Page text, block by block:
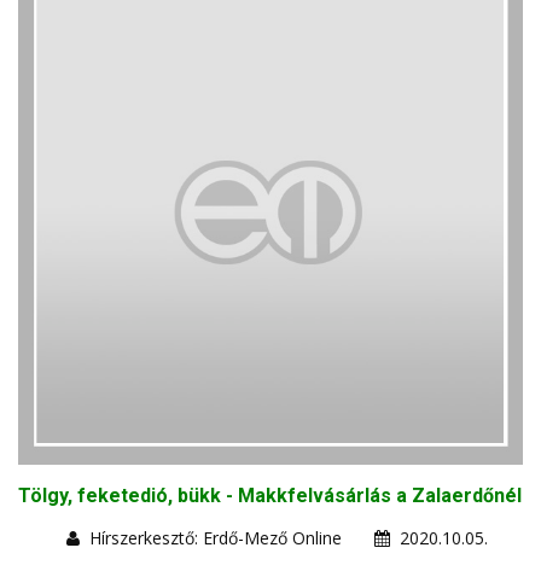
Tölgy, feketedió, bükk - Makkfelvásárlás a Zalaerdőnél
Hírszerkesztő: Erdő-Mező Online
2020.10.05.